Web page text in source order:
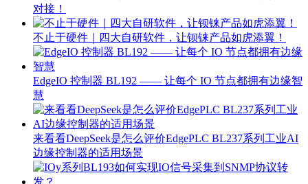
对接！
不止于硬件｜四大自研软件，让钡铼产品如虎添翼！
EdgeIO 控制器 BL192 —— 让每个 IO 节点都拥有边缘智
慧
来看看DeepSeek是怎么评价EdgePLC BL237系列工业AI
边缘控制器的适用场景